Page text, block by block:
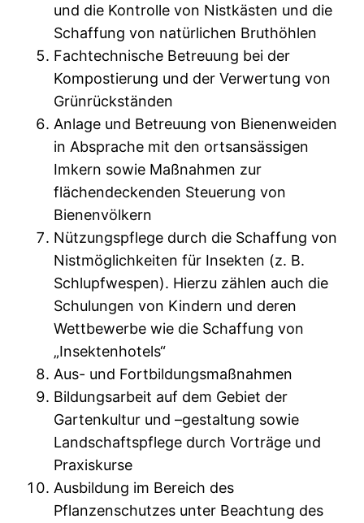
und die Kontrolle von Nistkästen und die
Schaffung von natürlichen Bruthöhlen
Fachtechnische Betreuung bei der
Kompostierung und der Verwertung von
Grünrückständen
Anlage und Betreuung von Bienenweiden
in Absprache mit den ortsansässigen
Imkern sowie Maßnahmen zur
flächendeckenden Steuerung von
Bienenvölkern
Nützungspflege durch die Schaffung von
Nistmöglichkeiten für Insekten (z. B.
Schlupfwespen). Hierzu zählen auch die
Schulungen von Kindern und deren
Wettbewerbe wie die Schaffung von
„Insektenhotels“
Aus- und Fortbildungsmaßnahmen
Bildungsarbeit auf dem Gebiet der
Gartenkultur und –gestaltung sowie
Landschaftspflege durch Vorträge und
Praxiskurse
Ausbildung im Bereich des
Pflanzenschutzes unter Beachtung des